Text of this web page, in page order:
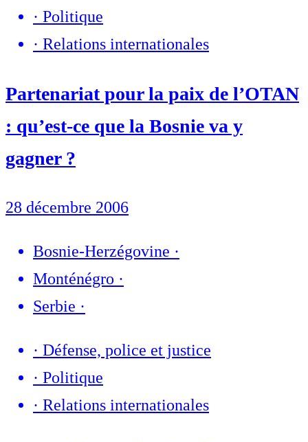
· Politique
· Relations internationales
Partenariat pour la paix de l’OTAN
: qu’est-ce que la Bosnie va y
gagner ?
28 décembre 2006
Bosnie-Herzégovine ·
Monténégro ·
Serbie ·
· Défense, police et justice
· Politique
· Relations internationales